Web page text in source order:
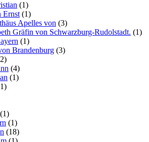
(1)
Ernst (1)
Apelles von (3)
Gräfin von Schwarzburg-Rudolstadt. (1)
(1)
Brandenburg (3)
(4)
(1)
(1)
(1)
(18)